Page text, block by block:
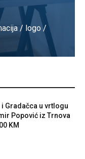
/ logo /
Gradačca u vrtlogu
Popović iz Trnova
KM